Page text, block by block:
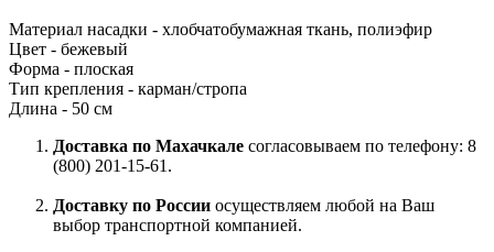
Материал насадки - хлобчатобумажная ткань, полиэфир
Цвет - бежевый
Форма - плоская
Тип крепления - карман/стропа
Длина - 50 см
Доставка по Махачкале согласовываем по телефону: 8
(800) 201-15-61.
Доставку по России осуществляем любой на Ваш
выбор транспортной компанией.